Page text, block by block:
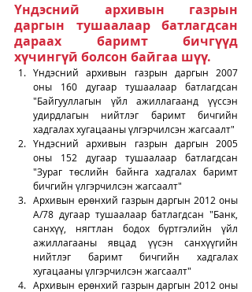
Үндэсний архивын газрын
даргын тушаалаар батлагдсан
дараах баримт бичгүүд
хүчингүй болсон байгаа шүү.
Үндэсний архивын газрын даргын 2007
оны 160 дугаар тушаалаар батлагдсан
"Байгууллагын үйл ажиллагаанд үүссэн
удирдлагын нийтлэг баримт бичгийн
хадгалах хугацааны үлгэрчилсэн жагсаалт"
Үндэсний архивын газрын даргын 2005
оны 152 дугаар тушаалаар батлагдсан
"Зураг төслийн байнга хадгалах баримт
бичгийн үлгэрчилсэн жагсаалт"
Архивын ерөнхий газрын даргын 2012 оны
А/78 дугаар тушаалаар батлагдсан "Банк,
санхүү, нягтлан бодох бүртгэлийн үйл
ажиллагааны явцад үүсэн санхүүгийн
нийтлэг баримт бичгийн хадгалах
хугацааны үлгэрчилсэн жагсаалт"
Архивын ерөнхий газрын даргын 2012 оны